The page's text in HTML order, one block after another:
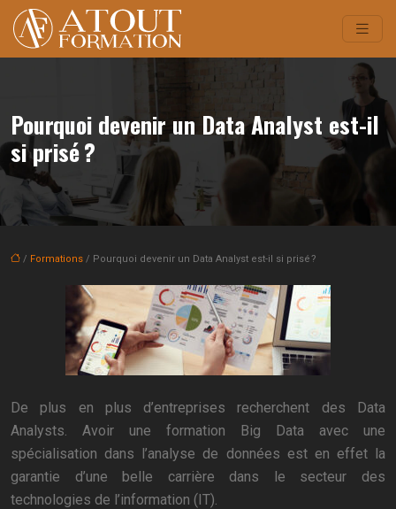
Pourquoi devenir un Data Analyst est-il
si prisé ?
/ Formations / Pourquoi devenir un Data Analyst est-il si prisé ?
De plus en plus d’entreprises recherchent des Data
Analysts. Avoir une formation Big Data avec une
spécialisation dans l’analyse de données est en effet la
garantie d’une belle carrière dans le secteur des
technologies de l’information (IT).